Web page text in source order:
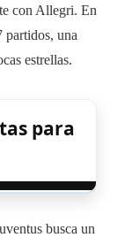
con Allegri. En
partidos, una
estrellas.
para
busca un